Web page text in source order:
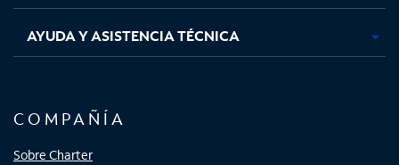
AYUDA Y ASISTENCIA TÉCNICA
COMPAÑÍA
Sobre Charter